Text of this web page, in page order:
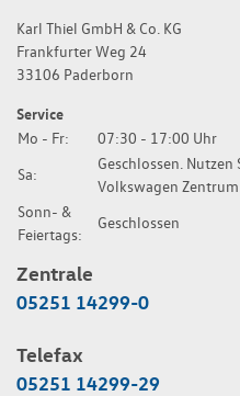
Karl Thiel GmbH & Co. KG
Frankfurter Weg 24
33106 Paderborn
Service
Mo - Fr:
07:30 - 17:00 Uhr
Sa:
Geschlossen.
Volkswagen
Sonn- &
Feiertags:
Geschlossen
Zentrale
05251 14299-0
Telefax
05251 14299-29